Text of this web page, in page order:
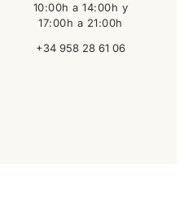
10:00h a 14:00h y
17:00h a 21:00h
+34 958 28 61 06